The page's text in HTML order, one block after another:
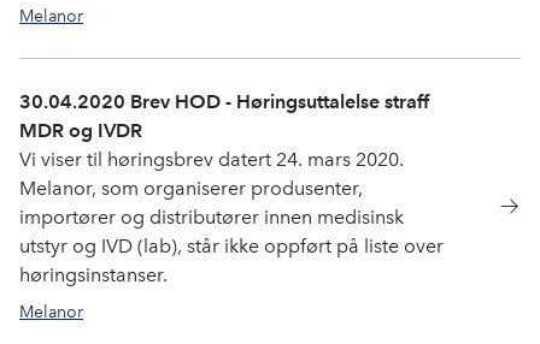
Melanor
30.04.2020 Brev HOD - Høringsuttalelse straff
MDR og IVDR
Vi viser til høringsbrev datert 24. mars 2020.
Melanor, som organiserer produsenter,
importører og distributører innen medisinsk
utstyr og IVD (lab), står ikke oppført på liste over
høringsinstanser.
Melanor